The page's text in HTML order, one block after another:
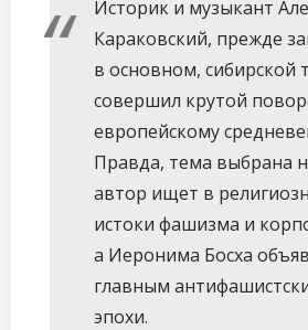
Историк и музыкант
Караковский, прежде
в основном, сибирской
совершил крутой
европейскому
Правда, тема выбрана
автор ищет в
истоки фашизма и
а Иеронима Босха
главным
эпохи.